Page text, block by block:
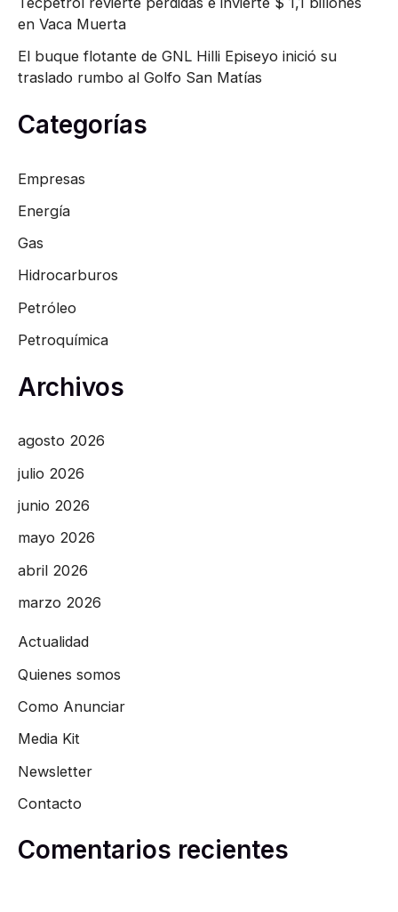
en Vaca Muerta
El buque flotante de GNL Hilli Episeyo inició su
traslado rumbo al Golfo San Matías
Categorías
Empresas
Energía
Gas
Hidrocarburos
Petróleo
Petroquímica
Archivos
agosto 2026
julio 2026
junio 2026
mayo 2026
abril 2026
marzo 2026
Actualidad
Quienes somos
Como Anunciar
Media Kit
Newsletter
Contacto
Comentarios recientes